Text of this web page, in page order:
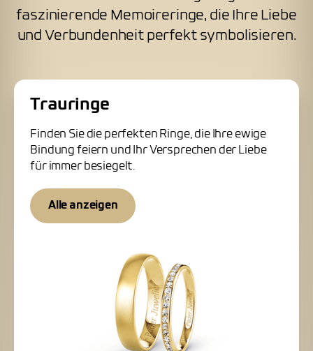
faszinierende Memoireringe, die Ihre Liebe
und Verbundenheit perfekt symbolisieren.
Trauringe
Finden Sie die perfekten Ringe, die Ihre ewige
Bindung feiern und Ihr Versprechen der Liebe
für immer besiegelt.
Alle anzeigen